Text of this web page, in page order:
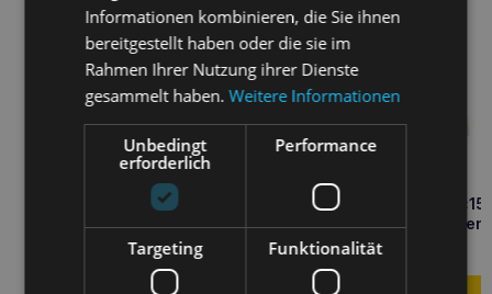
KATTOVIT Harnsalbe
Erkrankungen der
Harnwege
2,70€
Informationen kombinieren, die Sie ihnen
bereitgestellt haben oder die sie im
Rahmen Ihrer Nutzung ihrer Dienste
gesammelt haben.Weitere Informationen
Unbedingt
erforderlich
Performance
Targeting Funktionalität